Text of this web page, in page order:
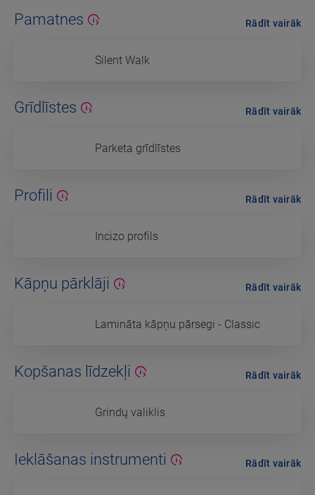
Pamatnes
Silent Walk
Rādīt vairāk
Grīdlīstes
Parketa grīdlīstes
Rādīt vairāk
Profili
Incizo profils
Rādīt vairāk
Kāpņu pārklāji
Lamināta kāpņu pārsegi - Classic
Rādīt vairāk
Kopšanas līdzekļi
Grindų valiklis
Rādīt vairāk
Ieklāšanas instrumenti Rādīt vairāk